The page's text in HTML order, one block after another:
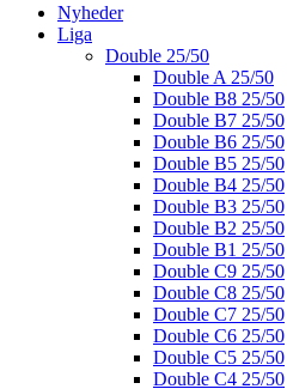
Nyheder
Liga
Double 25/50
Double A 25/50
Double B8 25/50
Double B7 25/50
Double B6 25/50
Double B5 25/50
Double B4 25/50
Double B3 25/50
Double B2 25/50
Double B1 25/50
Double C9 25/50
Double C8 25/50
Double C7 25/50
Double C6 25/50
Double C5 25/50
Double C4 25/50